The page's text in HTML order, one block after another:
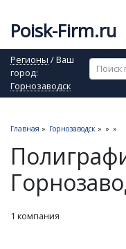
Poisk-Firm.ru
Регионы / Ваш
город:
Горнозаводск
Главная » Горнозаводск » » »
1 компания